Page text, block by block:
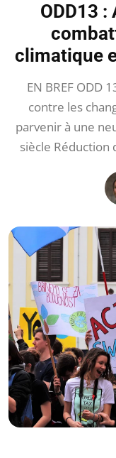
ODD13
climatique
EN BREF ODD
contre les
parvenir à une
siècle